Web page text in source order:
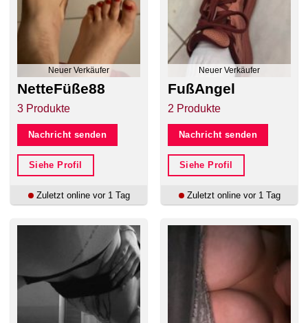
Neuer Verkäufer
NetteFüße88
3 Produkte
Nachricht senden
Siehe Profil
Zuletzt online vor 1 Tag
Neuer Verkäufer
FußAngel
2 Produkte
Nachricht senden
Siehe Profil
Zuletzt online vor 1 Tag